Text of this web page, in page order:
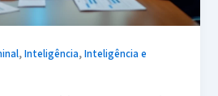
,Inteligência,Inteligência e